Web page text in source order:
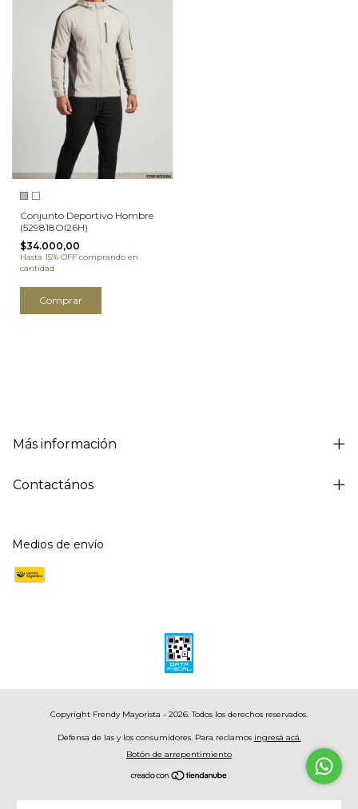
Conjunto Deportivo Hombre
(529818OI26H)
$34.000,00
Hasta 15% OFF comprando en
cantidad
Comprar
Más información
Contactános
Medios de envío
Copyright Frendy Mayorista - 2026. Todos los derechos reservados.
Defensa de las y los consumidores. Para reclamos ingresá acá.
Botón de arrepentimiento